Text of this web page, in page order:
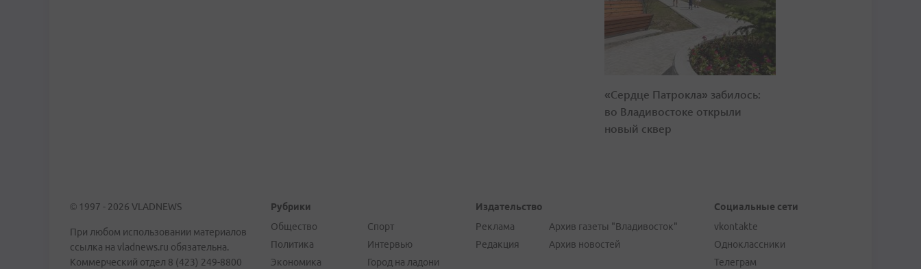
«Сердце Патрокла» забилось:
во Владивостоке открыли
новый сквер
© 1997 - 2026 VLADNEWS
При любом использовании материалов
ссылка на vladnews.ru обязательна.
Коммерческий отдел 8 (423) 249-8800
Рубрики
Общество
Политика
Экономика
Спорт
Интервью
Город на ладони
Издательство
Реклама
Редакция
Архив газеты "Владивосток"
Архив новостей
Социальные сети
vkontakte
Одноклассники
Телеграм